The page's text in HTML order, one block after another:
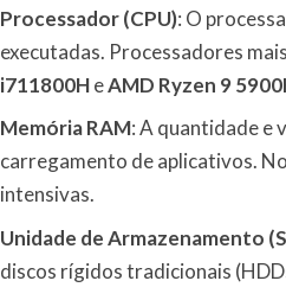
Processador (CPU): O
executadas. Processadores
i711800HeAMD Ryzen 9
Memória RAM: A quantidade e
carregamento de aplicativos.
intensivas.
Unidade de Armazenamento
discos rígidos tradicionais